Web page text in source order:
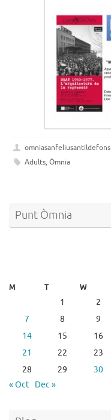
omniasanfeliusantildefons
Adults, Òmnia
Punt Òmnia
M
T W
1 2
7
8 9
14
15 16
21
22 23
28
29
30
« Oct Dec »